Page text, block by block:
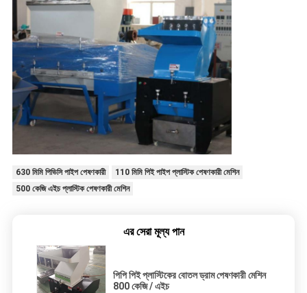
630 মিমি পিভিসি পাইপ পেষণকারী
110 মিমি পিই পাইপ প্লাস্টিক পেষণকারী মেশিন
500 কেজি এইচ প্লাস্টিক পেষণকারী মেশিন
এর সেরা মূল্য পান
পিপি পিই প্লাস্টিকের বোতল ড্রাম পেষণকারী মেশিন
800 কেজি / এইচ